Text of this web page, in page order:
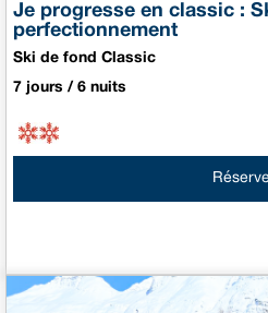
Je progresse en classic :
perfectionnement
Ski de fond Classic
7 jours / 6 nuits